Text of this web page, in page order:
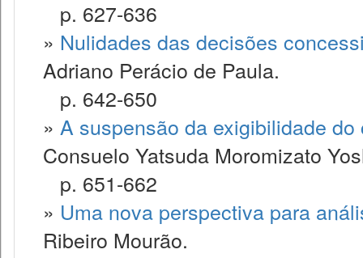
p. 627-636
» Nulidades das decisões
Adriano Perácio de Paula.
p. 642-650
» A suspensão da exigibilidade
Consuelo Yatsuda Moromizato
p. 651-662
» Uma nova perspectiva para
Ribeiro Mourão.